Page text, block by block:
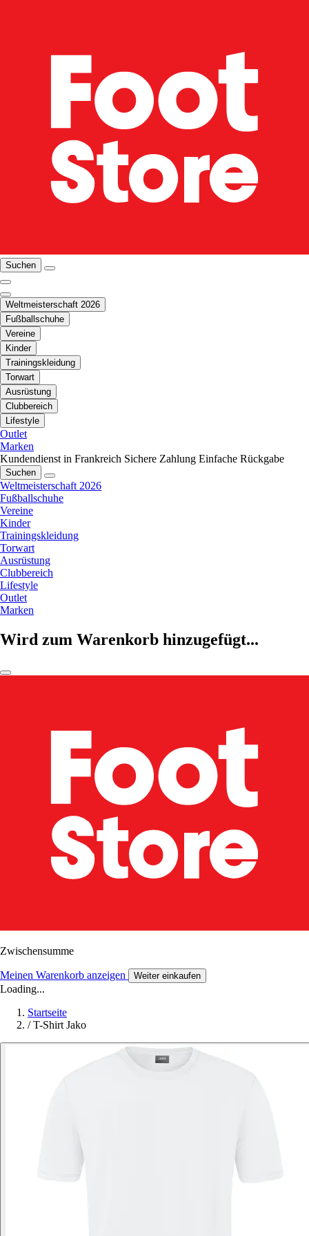
Suchen
Weltmeisterschaft 2026
Fußballschuhe
Vereine
Kinder
Trainingskleidung
Torwart
Ausrüstung
Clubbereich
Lifestyle
Outlet
Marken
Kundendienst in Frankreich Sichere Zahlung Einfache Rückgabe
Suchen
Weltmeisterschaft 2026
Fußballschuhe
Vereine
Kinder
Trainingskleidung
Torwart
Ausrüstung
Clubbereich
Lifestyle
Outlet
Marken
Wird zum Warenkorb hinzugefügt...
Zwischensumme
Meinen Warenkorb anzeigen Weiter einkaufen
Loading...
Startseite
/ T-Shirt Jako